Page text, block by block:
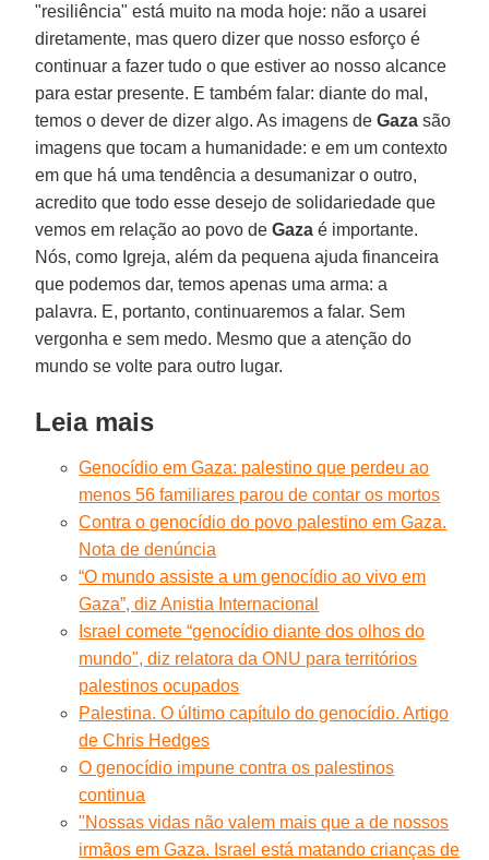
"resiliência" está muito na moda hoje: não a usarei
diretamente, mas quero dizer que nosso esforço é
continuar a fazer tudo o que estiver ao nosso alcance
para estar presente. E também falar: diante do mal,
temos o dever de dizer algo. As imagens deGaza são
imagens que tocam a humanidade: e em um contexto
em que há uma tendência a desumanizar o outro,
acredito que todo esse desejo de solidariedade que
vemos em relação ao povo deGaza é importante.
Nós, como Igreja, além da pequena ajuda financeira
que podemos dar, temos apenas uma arma: a
palavra. E, portanto, continuaremos a falar. Sem
vergonha e sem medo. Mesmo que a atenção do
mundo se volte para outro lugar.
Leia mais
Genocídio em Gaza: palestino que perdeu ao
menos 56 familiares parou de contar os mortos
Contra o genocídio do povo palestino em Gaza.
Nota de denúncia
“O mundo assiste a um genocídio ao vivo em
Gaza”, diz Anistia Internacional
Israel comete “genocídio diante dos olhos do
mundo", diz relatora da ONU para territórios
palestinos ocupados
Palestina. O último capítulo do genocídio. Artigo
de Chris Hedges
O genocídio impune contra os palestinos
continua
"Nossas vidas não valem mais que a de nossos
irmãos em Gaza. Israel está matando crianças de